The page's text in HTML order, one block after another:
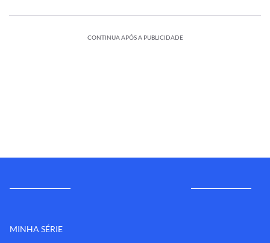
CONTINUA APÓS A PUBLICIDADE
MINHA SÉRIE